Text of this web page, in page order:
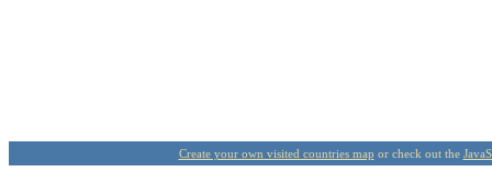
Create your own visited countries map or check out the